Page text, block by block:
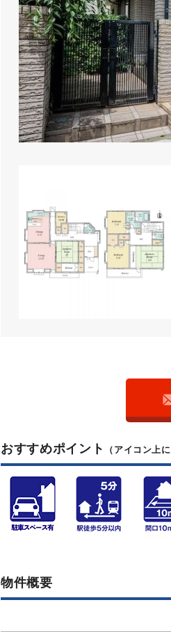
おすすめポイント （アイコン上
物件概要